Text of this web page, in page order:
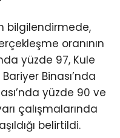
bilgilendirmede,
oranının
yüzde 97, Kule
Binası’nda
yüzde 90 ve
çalışmalarında
belirtildi.